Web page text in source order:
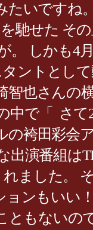
いですね
せた そ
しかも4
ントとし
也さんの
で「 さて
袴田彩会
演番組は
ました。
ンもいい
ともない